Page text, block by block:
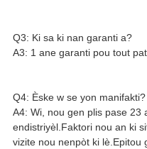
Q3: Ki sa ki nan garanti a?
A3: 1 ane garanti pou tout
Q4: Èske w se yon manifakti?
A4: Wi, nou gen plis pase 23
endistriyèl.Faktori nou an ki
vizite nou nenpòt ki lè.Epitou